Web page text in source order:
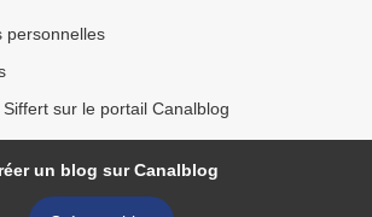
personnelles
sur le portail Canalblog
un blog sur Canalblog